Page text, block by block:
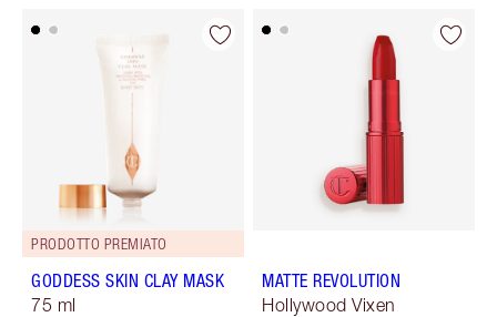
PRODOTTO PREMIATO
GODDESS SKIN CLAY MASK
75 ml
MATTE REVOLUTION
Hollywood Vixen